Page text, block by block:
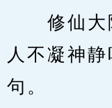
修仙大
人不凝神
句。